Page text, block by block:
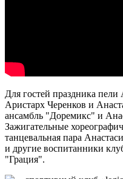
Для гостей праздника
Аристарх Черенков и
ансамбль "Доремикс" и
Зажигательные
танцевальная пара
и другие воспитанники
"Грация".